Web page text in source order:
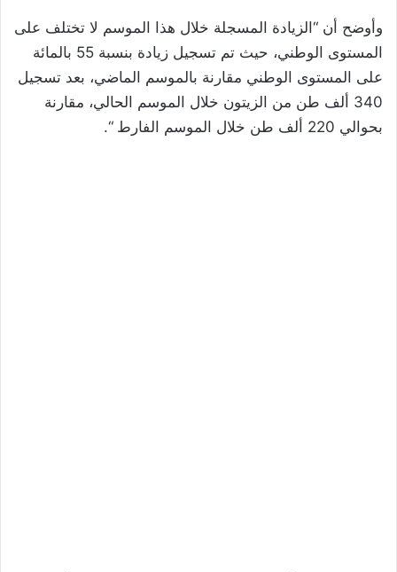
وأوضح أن “الزيادة المسجلة خلال هذا الموسم لا تختلف على
المستوى الوطني، حيث تم تسجيل زيادة بنسبة 55 بالمائة
على المستوى الوطني مقارنة بالموسم الماضي، بعد تسجيل
340 ألف طن من الزيتون خلال الموسم الحالي، مقارنة
بحوالي 220 ألف طن خلال الموسم الفارط “.